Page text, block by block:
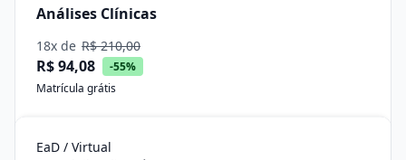
Análises Clínicas
18x de R$ 210,00
R$ 94,08
-55%
Matrícula grátis
EaD / Virtual